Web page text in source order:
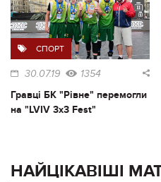
СПОРТ
30.07.19 1354
Гравці БК "Рівне" перемогли
на "LVIV 3x3 Fest"
НАЙЦІКАВІШІ